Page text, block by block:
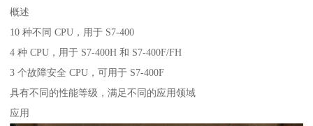
概述
10 种不同 CPU，用于 S7-400
4 种 CPU，用于 S7-400H 和 S7-400F/FH
3 个故障安全 CPU，可用于 S7-400F
具有不同的性能等级，满足不同的应用领域
应用